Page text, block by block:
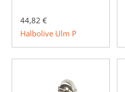
44,82 €
Halbolive Ulm P